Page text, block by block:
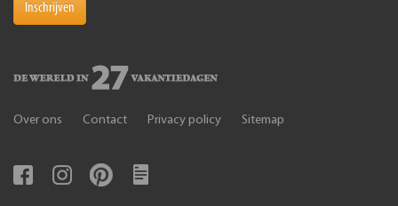
Inschrijven
Over ons Contact Privacy policy Sitemap